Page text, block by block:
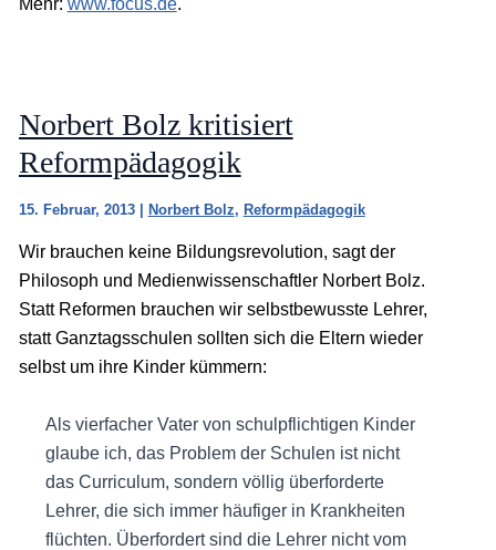
Mehr: www.focus.de.
Norbert Bolz kritisiert
Reformpädagogik
15. Februar, 2013 Norbert Bolz, Reformpädagogik
Wir brauchen keine Bildungsrevolution, sagt der
Philosoph und Medienwissenschaftler Norbert Bolz.
Statt Reformen brauchen wir selbstbewusste Lehrer,
statt Ganztagsschulen sollten sich die Eltern wieder
selbst um ihre Kinder kümmern:
Als vierfacher Vater von schulpflichtigen Kinder
glaube ich, das Problem der Schulen ist nicht
das Curriculum, sondern völlig überforderte
Lehrer, die sich immer häufiger in Krankheiten
flüchten. Überfordert sind die Lehrer nicht vom